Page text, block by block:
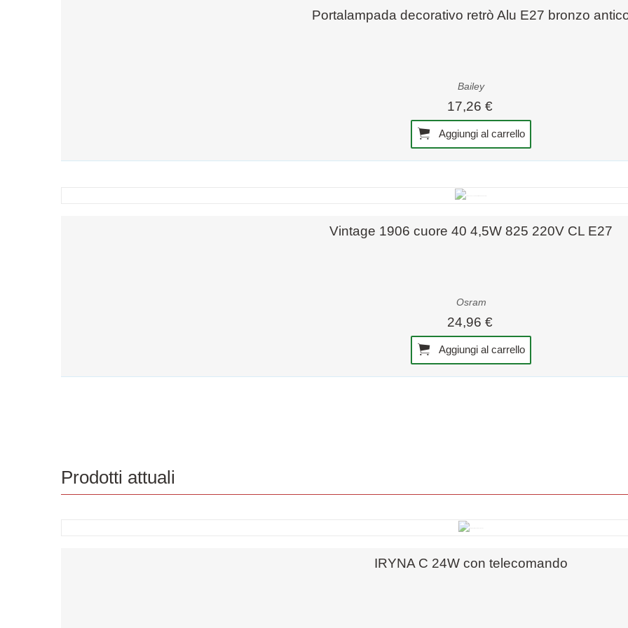
Portalampada decorativo retrò Alu E27 bronzo
Bailey
17,26 €
Aggiungi al carrello
Vintage 1906 cuore 40 4,5W 825 220V CL E27
Osram
24,96 €
Aggiungi al carrello
Prodotti attuali
IRYNA C 24W con telecomando